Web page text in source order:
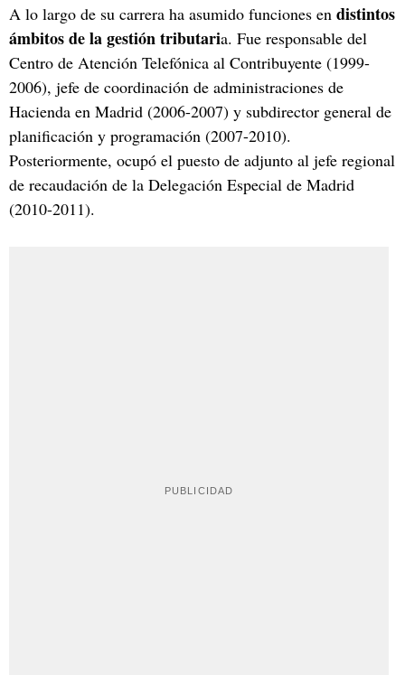
A lo largo de su carrera ha asumido funciones en distintos
ámbitos de la gestión tributaria. Fue responsable del
Centro de Atención Telefónica al Contribuyente (1999-
2006), jefe de coordinación de administraciones de
Hacienda en Madrid (2006-2007) y subdirector general de
planificación y programación (2007-2010).
Posteriormente, ocupó el puesto de adjunto al jefe regional
de recaudación de la Delegación Especial de Madrid
(2010-2011).